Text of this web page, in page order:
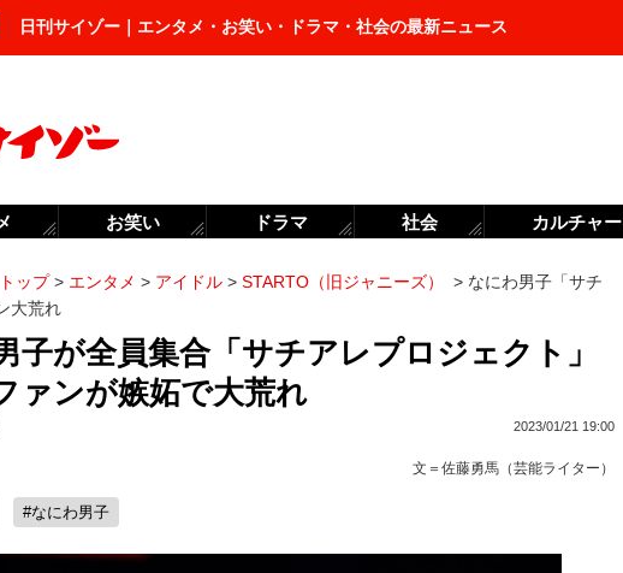
日刊サイゾー｜エンタメ・お笑い・ドラマ・社会の最新ニュース
ップ> エンタメ > アイドル > STARTO（旧ジャニーズ） > なにわ男子「サチ
大荒れ
子が全員集合「サチアレプロジェクト」
ァンが嫉妬で大荒れ
2023/01/21 19:00
文＝ 佐藤勇馬（芸能ライター）
#なにわ男子
お笑い ドラマ 社会 カルチャー